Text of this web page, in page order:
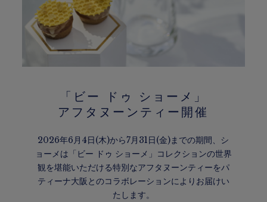
「ビー ドゥ ショーメ」​
アフタヌーンティー開催
2026年6月4日(木)から7月31日(金)までの期間、シ
ョーメは「ビー ドゥ ショーメ」コレクションの世界
観を堪能いただける特別なアフタヌーンティーをパ
ティーナ大阪とのコラボレーションによりお届けい
たします。